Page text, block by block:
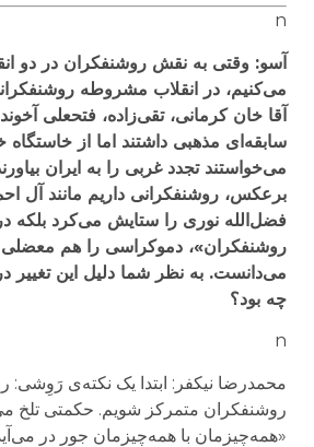
n
آسو: وقتی به نقش روشنفکران در دو
می‌کنیم، در انقلاب مشروطه
آقا خان کرمانی، تقی‌زاده، فتحعلی
سابقه‌ای مذهبی داشتند اما از خاستگاه
برعکس، روشنفکرانی داریم مانند آل
فضل‌الله نوری را ستایش می‌کرد بلکه
روشنفکران»، دموکراسی را هم معضلی
چه بود؟
n
محمدرضا نیکفر: ابتدا یک نکته‌ی رَوِشی:
روشنفکران متمرکز شویم. حکمتی تلخ
«همه‌چیزمان با همه‌چیزمان جور در